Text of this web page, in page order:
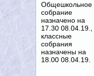
Общешкольное
собрание
назначено на
17.30 08.04.19.,
классные
собрания
назначены на
18.00 08.04.19.